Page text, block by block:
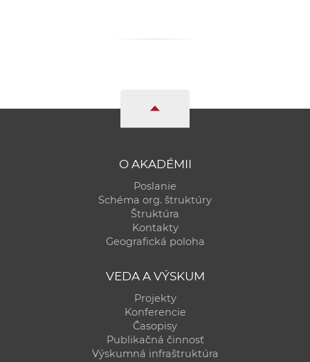
O AKADÉMII
Poslanie
Schéma org. štruktúry
Štruktúra
Kontakty
Geografická poloha
VEDA A VÝSKUM
Projekty
Konferencie
Časopisy
Publikačná činnosť
Výskumná infraštruktúra